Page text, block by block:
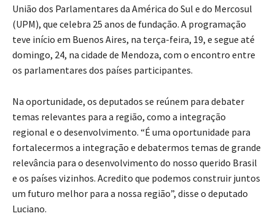
União dos Parlamentares da América do Sul e do Mercosul
(UPM), que celebra 25 anos de fundação. A programação
teve início em Buenos Aires, na terça-feira, 19, e segue até
domingo, 24, na cidade de Mendoza, com o encontro entre
os parlamentares dos países participantes.
Na oportunidade, os deputados se reúnem para debater
temas relevantes para a região, como a integração
regional e o desenvolvimento. “É uma oportunidade para
fortalecermos a integração e debatermos temas de grande
relevância para o desenvolvimento do nosso querido Brasil
e os países vizinhos. Acredito que podemos construir juntos
um futuro melhor para a nossa região”, disse o deputado
Luciano.